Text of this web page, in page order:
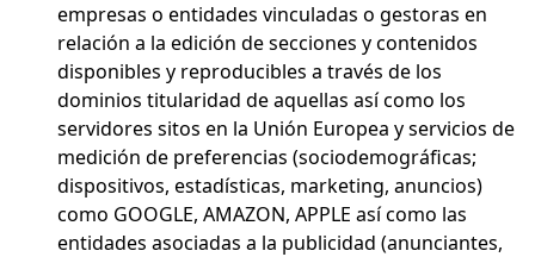
empresas o entidades vinculadas o gestoras en
relación a la edición de secciones y contenidos
disponibles y reproducibles a través de los
dominios titularidad de aquellas así como los
servidores sitos en la Unión Europea y servicios de
medición de preferencias (sociodemográficas;
dispositivos, estadísticas, marketing, anuncios)
como GOOGLE, AMAZON, APPLE así como las
entidades asociadas a la publicidad (anunciantes,